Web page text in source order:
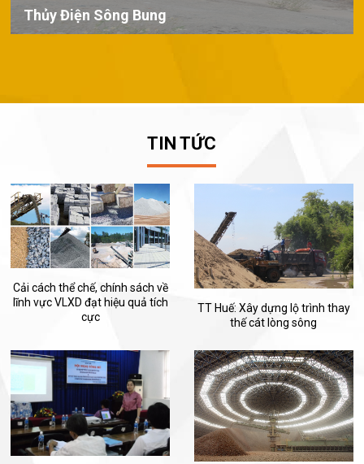
Thủy Điện Sông Bung
TIN TỨC
Cải cách thể chế, chính sách về
lĩnh vực VLXD đạt hiệu quả tích
cực
TT Huế: Xây dựng lộ trình thay
thế cát lòng sông